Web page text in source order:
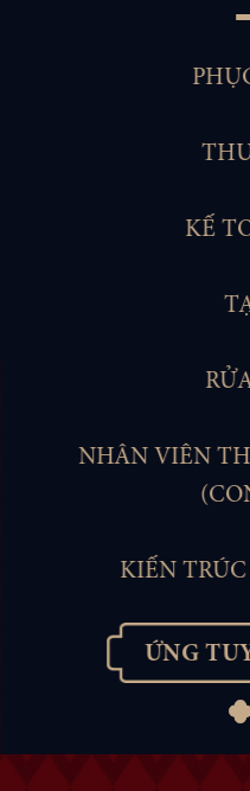
KẾ
NHÂN VIÊN
KIẾN
ỨNG